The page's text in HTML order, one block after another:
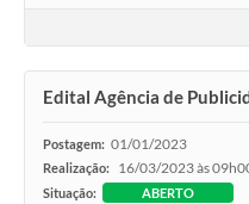
Edital Agência de
Postagem: 01/01/2023
Realização: 16/03/2023 às
Situação: ABERTO